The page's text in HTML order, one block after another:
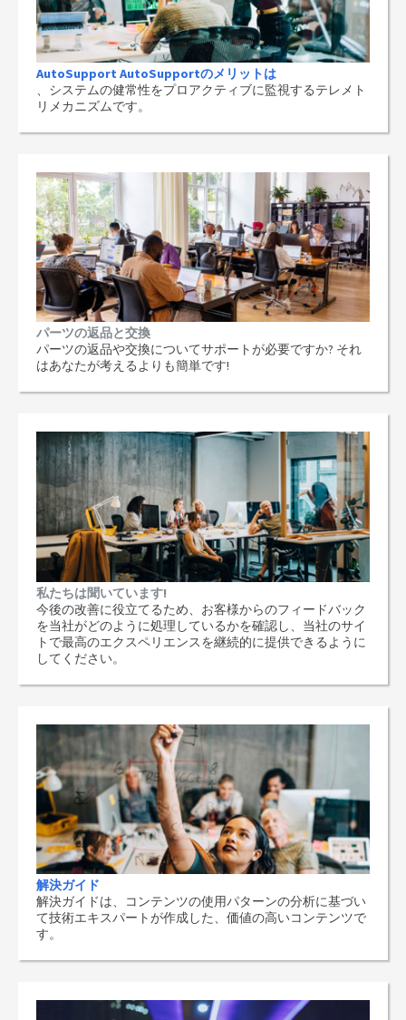
AutoSupport AutoSupportのメリットは
、システムの健常性をプロアクティブに監視するテレメト
リメカニズムです。
パーツの返品と交換
パーツの返品や交換についてサポートが必要ですか? それ
はあなたが考えるよりも簡単です!
私たちは聞いています!
今後の改善に役立てるため、お客様からのフィードバック
を当社がどのように処理しているかを確認し、当社のサイ
トで最高のエクスペリエンスを継続的に提供できるように
してください。
解決ガイド
解決ガイドは、コンテンツの使用パターンの分析に基づい
て技術エキスパートが作成した、価値の高いコンテンツで
す。